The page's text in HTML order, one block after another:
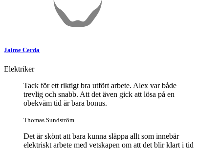
Jaime Cerda
Elektriker
Tack för ett riktigt bra utfört arbete. Alex var både
trevlig och snabb. Att det även gick att lösa på en
obekväm tid är bara bonus.
Thomas Sundström
Det är skönt att bara kunna släppa allt som innebär
elektriskt arbete med vetskapen om att det blir klart i tid